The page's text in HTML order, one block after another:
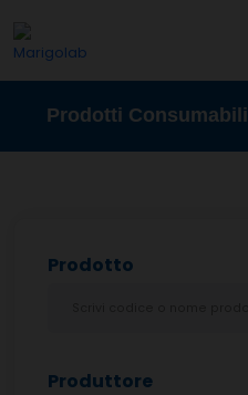
Prodotti Consumabili
Prodotto
Produttore